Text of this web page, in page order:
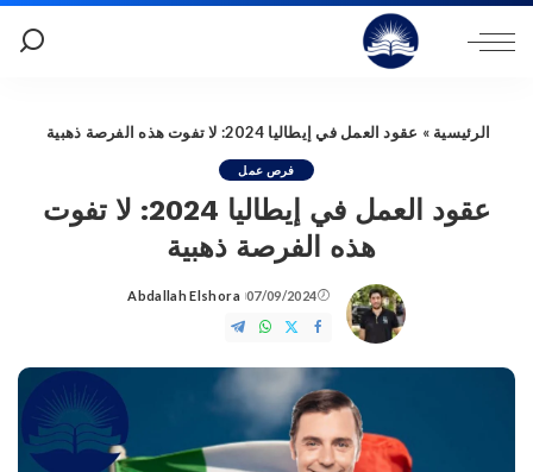
الرئيسية » عقود العمل في إيطاليا 2024: لا تفوت هذه الفرصة ذهبية
فرص عمل
عقود العمل في إيطاليا 2024: لا تفوت
هذه الفرصة ذهبية
07/09/2024
Posted
by
Abdallah Elshora